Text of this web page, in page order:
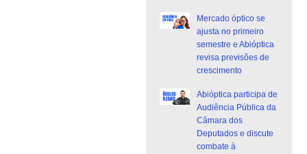
Mercado óptico se
ajusta no primeiro
semestre e Abióptica
revisa previsões de
crescimento
Abióptica participa de
Audiência Pública da
Câmara dos
Deputados e discute
combate à